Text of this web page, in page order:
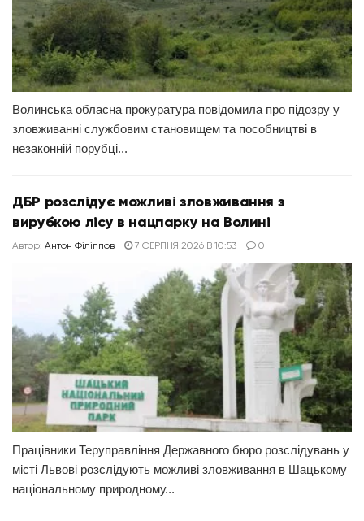
Волинська обласна прокуратура повідомила про підозру у
зловживанні службовим становищем та пособництві в
незаконній порубці...
ДБР розслідує можливі зловживання з
вирубкою лісу в нацпарку на Волині
Автор: Антон Філіппов 7 СЕРПНЯ 2026 В 10:53 0
Працівники Теруправління Державного бюро розслідувань у
місті Львові розслідують можливі зловживання в Шацькому
національному природному...